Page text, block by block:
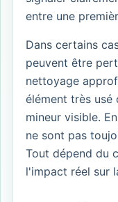
entre une
Dans certains
peuvent être
nettoyage
élément très
mineur visible.
ne sont pas
Tout dépend du
l'impact réel sur